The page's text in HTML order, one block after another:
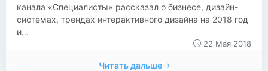
канала «Специалисты» рассказал о бизнесе, дизайн-
системах, трендах интерактивного дизайна на 2018 год
и...
22 Мая 2018
Читать дальше